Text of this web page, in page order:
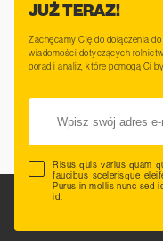
JUŻ TERAZ!
Zachęcamy Cię do dołączenia
wiadomości dotyczących
porad i analiz, które pomogą Ci
Risus quis varius quam
faucibus scelerisque
Purus in mollis nunc sed
id.